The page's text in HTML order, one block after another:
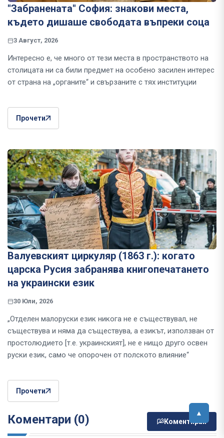
"Забранената" София: знакови места,
където дишаше свободата въпреки соца
3 Август, 2026
Интересно е, че много от тези места в пространството на
столицата ни са били предмет на особено засилен интерес
от страна на „органите“ и свързаните с тях институции
Прочети
Валуевският циркуляр (1863 г.): когато
царска Русия забранява книгопечатането
на украински език
30 Юли, 2026
„Отделен малоруски език никога не е съществувал, не
съществува и няма да съществува, а езикът, използван от
простолюдието [т.е. украинският], не е нищо друго освен
руски език, само че опорочен от полското влияние“
Прочети
Коментари (0) Коментирай